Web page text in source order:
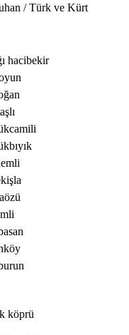
/ Türk ve Kürt
hacibekir
köprü